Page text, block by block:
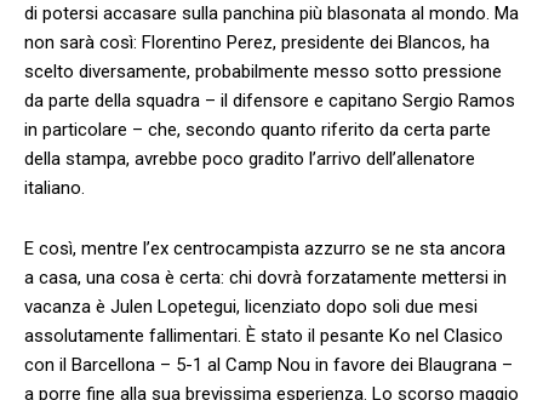
di potersi accasare sulla panchina più blasonata al mondo. Ma
non sarà così: Florentino Perez, presidente dei Blancos, ha
scelto diversamente, probabilmente messo sotto pressione
da parte della squadra – il difensore e capitano Sergio Ramos
in particolare – che, secondo quanto riferito da certa parte
della stampa, avrebbe poco gradito l’arrivo dell’allenatore
italiano.
E così, mentre l’ex centrocampista azzurro se ne sta ancora
a casa, una cosa è certa: chi dovrà forzatamente mettersi in
vacanza è Julen Lopetegui, licenziato dopo soli due mesi
assolutamente fallimentari. È stato il pesante Ko nel Clasico
con il Barcellona – 5-1 al Camp Nou in favore dei Blaugrana –
a porre fine alla sua brevissima esperienza. Lo scorso maggio